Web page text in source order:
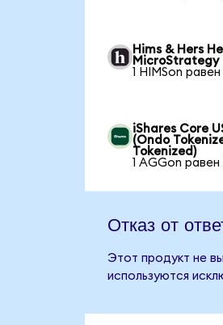
Hims & Hers
MicroStrategy
1 HIMSon
iShares Core
(Ondo
Tokenized)
1 AGGon равен
Отказ от
Этот продукт не
используются